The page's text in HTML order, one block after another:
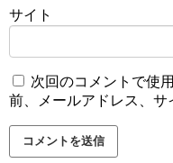
サイト
次回のコメントで使
前、メールアドレス、サ